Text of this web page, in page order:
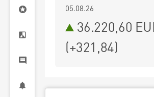
05.08.26
36.220,60
(+321,84)